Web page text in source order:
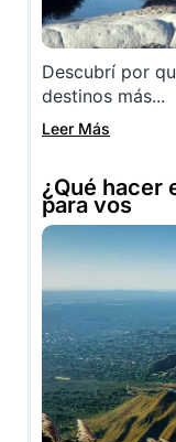
Descubrí por
destinos más...
Leer Más
¿Qué hacer
para vos